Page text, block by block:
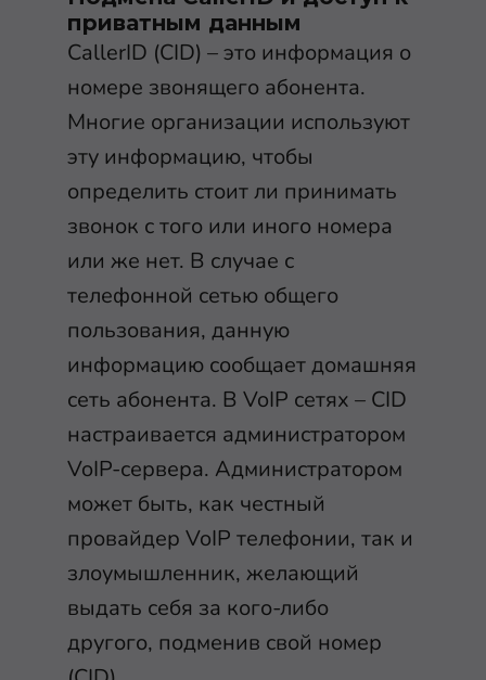
приватным данным
CallerID (CID) – это информация о
номере звонящего абонента.
Многие организации используют
эту информацию, чтобы
определить стоит ли принимать
звонок с того или иного номера
или же нет. В случае с
телефонной сетью общего
пользования, данную
информацию сообщает домашняя
сеть абонента. В VoIP сетях – CID
настраивается администратором
VoIP-сервера. Администратором
может быть, как честный
провайдер VoIP телефонии, так и
злоумышленник, желающий
выдать себя за кого-либо
другого, подменив свой номер